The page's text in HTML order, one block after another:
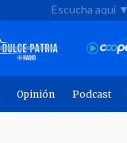
Escucha aquí ▼
Opinión Podcast